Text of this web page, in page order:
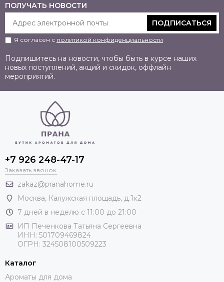
ПОЛУЧАТЬ НОВОСТИ
ПОДПИСАТЬСЯ
Я согласен с политикой конфиденциальности
Подпишитесь на новости, чтобы быть в курсе наших
новых поступлений, акций и скидок, оффлайн
мероприятий.
+7 926 248-47-17
Заказать звонок
zakaz@pranahome.ru
Москва, Калужская площадь, д.1к2
7 дней в неделю с 11:00 до 21:00
ИП Печенкова Татьяна Сергеевна
ИНН: 501709469824
ОГРН: 324508100509223
Каталог
Ароматы для дома